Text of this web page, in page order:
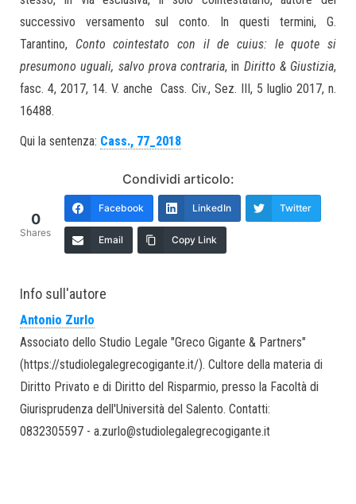
successivo versamento sul conto. In questi termini, G.
Tarantino, Conto cointestato con il de cuius: le quote si
presumono uguali, salvo prova contraria, in Diritto & Giustizia,
fasc. 4, 2017, 14. V. anche Cass. Civ., Sez. III, 5 luglio 2017, n.
16488.
Qui la sentenza: Cass., 77_2018
Condividi articolo:
0
Shares
Facebook LinkedIn Twitter
Email Copy Link
Info sull'autore
Antonio Zurlo
Associato dello Studio Legale "Greco Gigante & Partners"
(https://studiolegalegrecogigante.it/). Cultore della materia di
Diritto Privato e di Diritto del Risparmio, presso la Facoltà di
Giurisprudenza dell'Università del Salento. Contatti:
0832305597 - a.zurlo@studiolegalegrecogigante.it